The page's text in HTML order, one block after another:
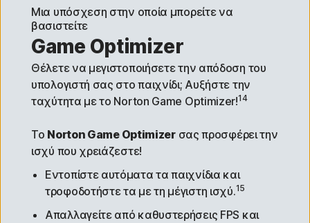
Μια υπόσχεση στην οποία μπορείτε να
βασιστείτε
Game Optimizer
Θέλετε να μεγιστοποιήσετε την απόδοση του
υπολογιστή σας στο παιχνίδι; Αυξήστε την
ταχύτητα με το Norton Game Optimizer!14
Το Norton Game Optimizerσας προσφέρει την
ισχύ που χρειάζεστε!
Εντοπίστε αυτόματα τα παιχνίδια και
τροφοδοτήστε τα με τη μέγιστη ισχύ.15
Απαλλαγείτε από καθυστερήσεις FPS και